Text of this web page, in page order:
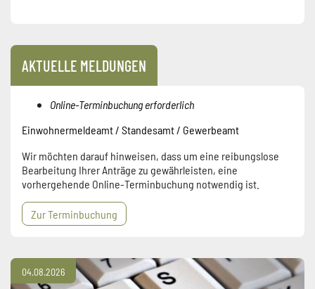
AKTUELLE MELDUNGEN
Online-Terminbuchung erforderlich
Einwohnermeldeamt / Standesamt / Gewerbeamt
Wir möchten darauf hinweisen, dass um eine reibungslose
Bearbeitung Ihrer Anträge zu gewährleisten, eine
vorhergehende Online-Terminbuchung notwendig ist.
Zur Terminbuchung
04.08.2026